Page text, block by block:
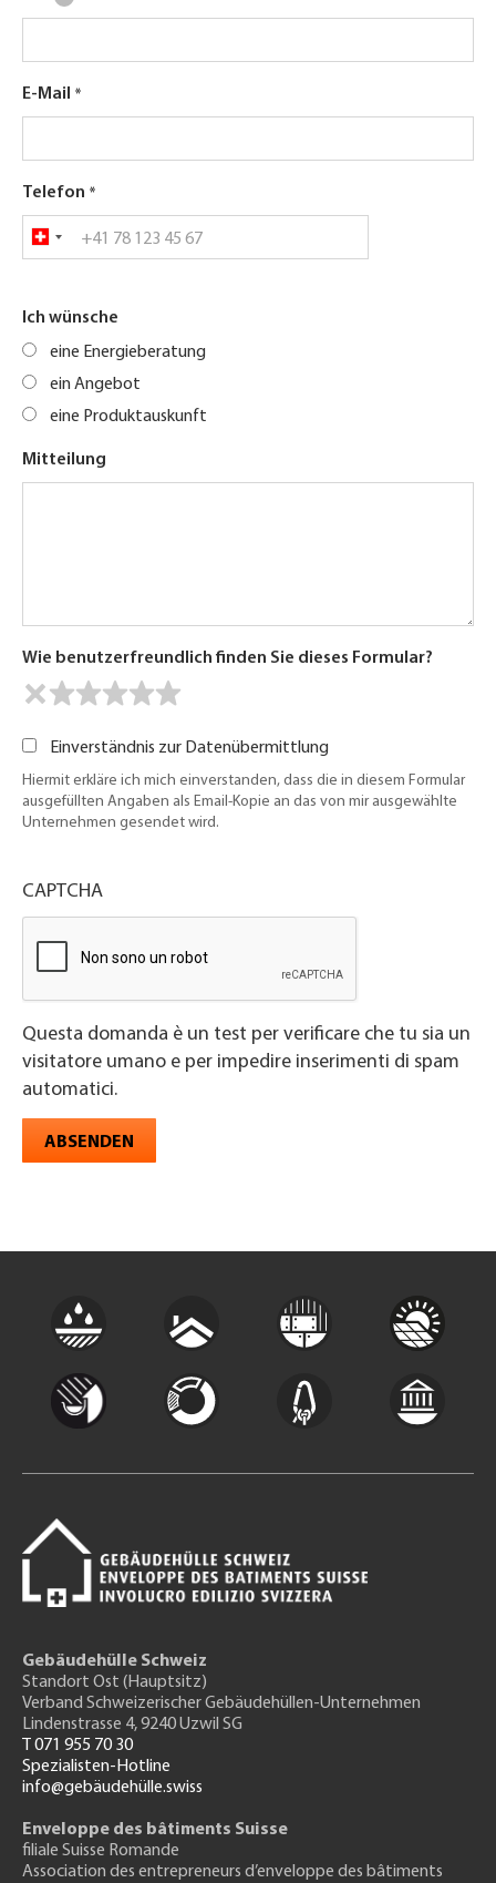
E-Mail
Telefon
Ich wünsche
eine Energieberatung
ein Angebot
eine Produktauskunft
Mitteilung
Wie benutzerfreundlich finden Sie dieses Formular?
Einverständnis zur Datenübermittlung
Hiermit erkläre ich mich einverstanden, dass die in diesem Formular
ausgefüllten Angaben als Email-Kopie an das von mir ausgewählte
Unternehmen gesendet wird.
CAPTCHA
Questa domanda è un test per verificare che tu sia un
visitatore umano e per impedire inserimenti di spam
automatici.
ABSENDEN
Gebäudehülle Schweiz
Standort Ost (Hauptsitz)
Verband Schweizerischer Gebäudehüllen-Unternehmen
Lindenstrasse 4, 9240 Uzwil SG
T 071 955 70 30
Spezialisten-Hotline
info@gebäudehülle.swiss
Enveloppe des bâtiments Suisse
filiale Suisse Romande
Association des entrepreneurs d’enveloppe des bâtiments